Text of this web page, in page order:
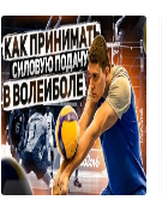
ПЕРЕЛОМА
ПАЛЬЦА